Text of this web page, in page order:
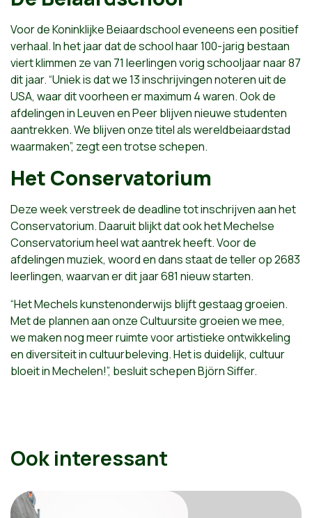
Voor de Koninklijke Beiaardschool eveneens een positief
verhaal. In het jaar dat de school haar 100-jarig bestaan
viert klimmen ze van 71 leerlingen vorig schooljaar naar 87
dit jaar. “Uniek is dat we 13 inschrijvingen noteren uit de
USA, waar dit voorheen er maximum 4 waren. Ook de
afdelingen in Leuven en Peer blijven nieuwe studenten
aantrekken. We blijven onze titel als wereldbeiaardstad
waarmaken”, zegt een trotse schepen.
Het Conservatorium
Deze week verstreek de deadline tot inschrijven aan het
Conservatorium. Daaruit blijkt dat ook het Mechelse
Conservatorium heel wat aantrek heeft. Voor de
afdelingen muziek, woord en dans staat de teller op 2683
leerlingen, waarvan er dit jaar 681 nieuw starten.
“Het Mechels kunstenonderwijs blijft gestaag groeien.
Met de plannen aan onze Cultuursite groeien we mee,
we maken nog meer ruimte voor artistieke ontwikkeling
en diversiteit in cultuurbeleving. Het is duidelijk, cultuur
bloeit in Mechelen!”, besluit schepen Björn Siffer.
Ook interessant